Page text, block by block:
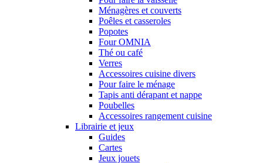
Ménagères et couverts
Poêles et casseroles
Popotes
Four OMNIA
Thé ou café
Verres
Accessoires cuisine divers
Pour faire le ménage
Tapis anti dérapant et nappe
Poubelles
Accessoires rangement cuisine
Librairie et jeux
Guides
Cartes
Jeux jouets